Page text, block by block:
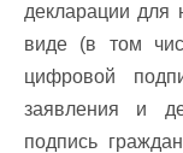
декларации для
виде (в том
цифровой
заявления и
подпись